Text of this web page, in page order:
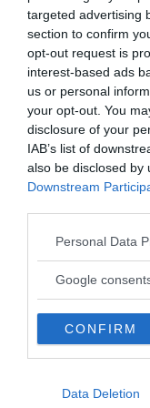
targeted advertising
section to confirm
opt-out request is
interest-based ads
us or personal
your opt-out. You
disclosure of your
IAB’s list of
also be disclosed by
Downstream
Please note that
not limited to your
use your data for
consent section.
Personal Data
Google
CONFIRM
Data Deletion
realmente utili!
Immagine | msvg
Ti potrebbe